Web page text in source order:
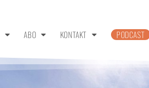
ABO KONTAKT PODCAST